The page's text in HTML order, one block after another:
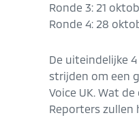
Ronde 3: 21
Ronde 4: 28
De uiteindelijke
strijden om een
Voice UK. Wat
Reporters zullen